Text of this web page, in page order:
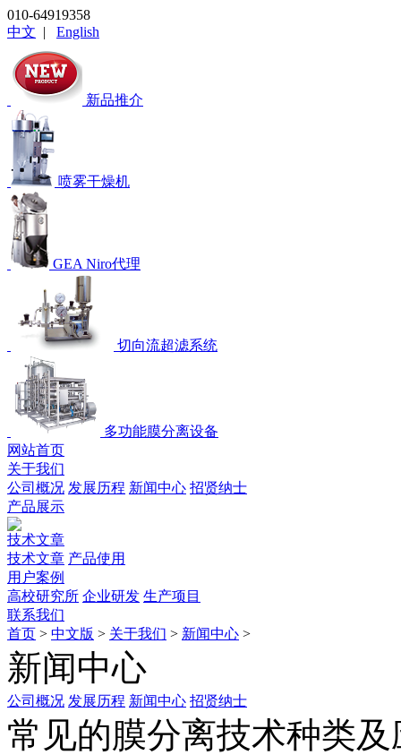
010-64919358
中文 | English
新品推介
喷雾干燥机
GEA Niro代理
切向流超滤系统
多功能膜分离设备
网站首页
关于我们
公司概况 发展历程 新闻中心 招贤纳士
产品展示
技术文章
技术文章 产品使用
用户案例
高校研究所 企业研发 生产项目
联系我们
首页 > 中文版 > 关于我们 > 新闻中心 >
新闻中心
公司概况 发展历程 新闻中心 招贤纳士
常见的膜分离技术种类